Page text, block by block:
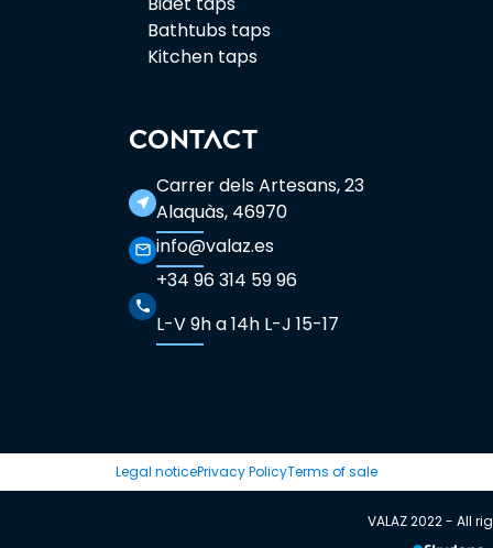
Bathtubs taps
Kitchen taps
CONTACT
near_me
Carrer dels Artesans, 23
Alaquàs, 46970
mail_outline info@valaz.es
phone
+34 96 314 59 96
L-V 9h a 14h L-J 15-17
Legal noticePrivacy PolicyTerms of sale
VALAZ 2022 - All